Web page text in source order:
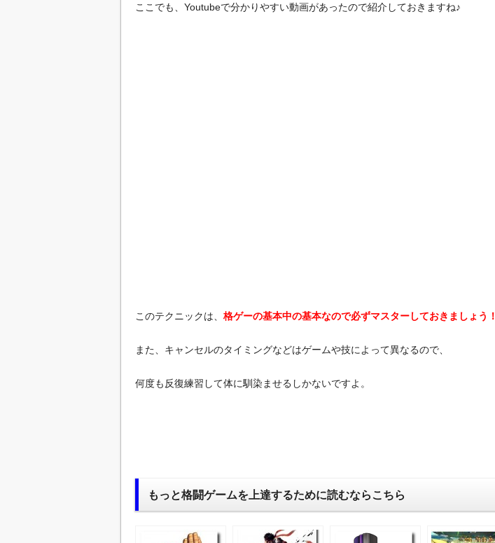
ここでも、Youtubeで分かりやすい動画があったので紹介しておきますね♪
このテクニックは、 格ゲーの基本中の基本なので必ずマスターしておきましょう！
また、キャンセルのタイミングなどはゲームや技によって異なるので、
何度も反復練習して体に馴染ませるしかないですよ。
もっと格闘ゲームを上達するために読むならこちら